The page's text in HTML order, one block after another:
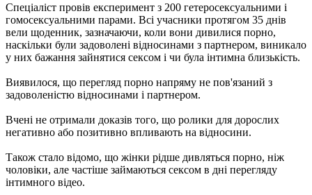
Спеціаліст провів експеримент з 200 гетеросексуальними і
гомосексуальними парами. Всі учасники протягом 35 днів
вели щоденник, зазначаючи, коли вони дивилися порно,
наскільки були задоволені відносинами з партнером, виникало
у них бажання зайнятися сексом і чи була інтимна близькість.
Виявилося, що перегляд порно напряму не пов'язаний з
задоволеністю відносинами і партнером.
Вчені не отримали доказів того, що ролики для дорослих
негативно або позитивно впливають на відносини.
Також стало відомо, що жінки рідше дивляться порно, ніж
чоловіки, але частіше займаються сексом в дні перегляду
інтимного відео.